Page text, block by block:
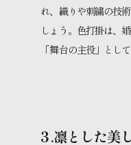
れ、織りや刺繍の技
しょう。色打掛は、
「舞台の主役」とし
３.凛とした美